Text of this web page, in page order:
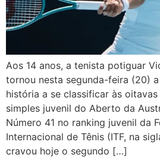
Aos 14 anos, a tenista potiguar
tornou nesta segunda-feira (20)
história a se classificar às
simples juvenil do Aberto da
Número 41 no ranking juvenil da
Internacional de Tênis (ITF, na
cravou hoje o segundo […]